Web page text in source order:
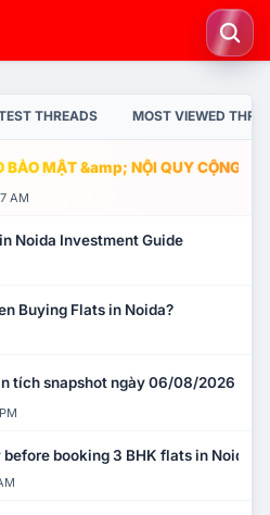
THREADS MOST VIEWED
BẢO MẬT &amp; NỘI QUY CỘNG
AM
Noida Investment Guide
Buying Flats in Noida?
tích snapshot ngày 06/08/2026
booking 3 BHK flats in Noida?